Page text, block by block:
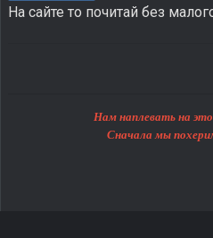
На сайте то почитай без
Нам наплевать на этот
Сначала мы похерим